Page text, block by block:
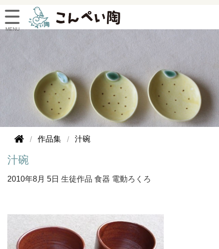
作品集 汁碗
汁碗
2010年8月 5日 生徒作品 食器 電動ろくろ